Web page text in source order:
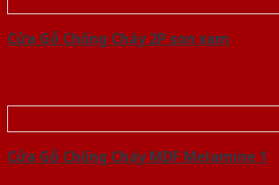
Cửa Gỗ Chống Cháy 2P son xam
Cửa Gỗ Chống Cháy MDF Melamine 1